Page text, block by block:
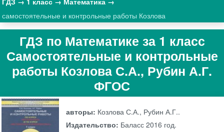
самостоятельные и контрольные работы Козлова
ГДЗ по Математике за 1 класс
Самостоятельные и контрольные
работы Козлова С.А., Рубин А.Г.
ФГОС
авторы: Козлова С.А., Рубин А.Г..
Издательство: Баласс 2016 год.